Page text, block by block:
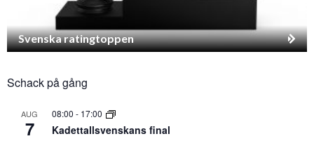
Svenska ratingtoppen
Schack på gång
AUG
7
08:00 - 17:00
Kadettallsvenskans final